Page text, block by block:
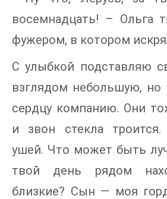
восемнадцать! – Ольга
фужером, в котором
С улыбкой подставляю
взглядом небольшую, но
сердцу компанию. Они
и звон стекла
ушей. Что может быть
твой день рядом
близкие? Сын — моя